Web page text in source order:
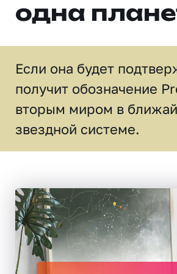
одна
Если она будет
получит обозначение
вторым миром в
звездной системе.